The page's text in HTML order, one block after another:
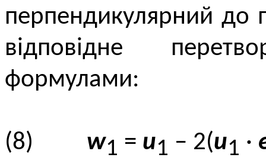
перпендикулярний до
відповідне
формулами:
(8) w1 = u1 – 2(u1 ·